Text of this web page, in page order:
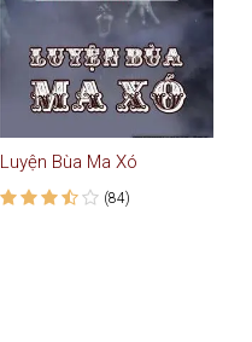
Luyện Bùa Ma Xó
(84)